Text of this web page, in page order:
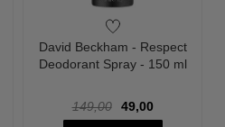
David Beckham - Respect
Deodorant Spray - 150 ml
149,00
49,00